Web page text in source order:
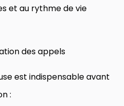
et au rythme de vie
des appels
est indispensable avant
: